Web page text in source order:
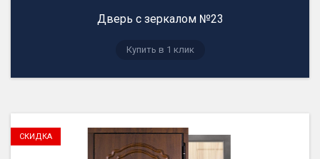
Дверь с зеркалом №23
Купить в 1 клик